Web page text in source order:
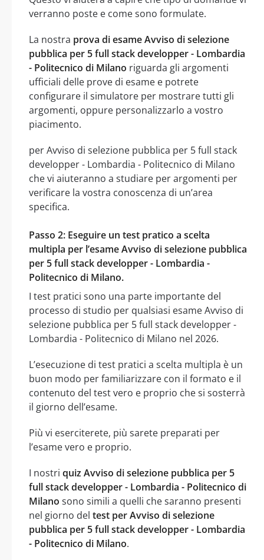
verranno poste e come sono formulate.
La nostra prova di esame Avviso di selezione
pubblica per 5 full stack developper - Lombardia
- Politecnico di Milano riguarda gli argomenti
ufficiali delle prove di esame e potrete
configurare il simulatore per mostrare tutti gli
argomenti, oppure personalizzarlo a vostro
piacimento.
per Avviso di selezione pubblica per 5 full stack
developper - Lombardia - Politecnico di Milano
che vi aiuteranno a studiare per argomenti per
verificare la vostra conoscenza di un’area
specifica.
Passo 2: Eseguire un test pratico a scelta
multipla per l’esame Avviso di selezione pubblica
per 5 full stack developper - Lombardia -
Politecnico di Milano.
I test pratici sono una parte importante del
processo di studio per qualsiasi esame Avviso di
selezione pubblica per 5 full stack developper -
Lombardia - Politecnico di Milano nel 2026.
L’esecuzione di test pratici a scelta multipla è un
buon modo per familiarizzare con il formato e il
contenuto del test vero e proprio che si sosterrà
il giorno dell’esame.
Più vi eserciterete, più sarete preparati per
l’esame vero e proprio.
I nostri quiz Avviso di selezione pubblica per 5
full stack developper - Lombardia - Politecnico di
Milano sono simili a quelli che saranno presenti
nel giorno del test per Avviso di selezione
pubblica per 5 full stack developper - Lombardia
- Politecnico di Milano.